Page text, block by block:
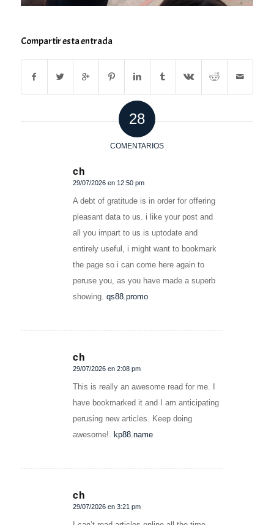
Compartir esta entrada
28
COMENTARIOS
ch
Dice:
29/07/2026 en 12:50 pm
A debt of gratitude is in order for offering
pleasant data to us. i like your post and
all you impart to us is uptodate and
entirely useful, i might want to bookmark
the page so i can come here again to
peruse you, as you have made a superb
showing. qs88.promo
ch
Dice:
29/07/2026 en 2:08 pm
This is really an awesome read for me. I
have bookmarked it and I am anticipating
perusing new articles. Keep doing
awesome!. kp88.name
ch
Dice:
29/07/2026 en 3:21 pm